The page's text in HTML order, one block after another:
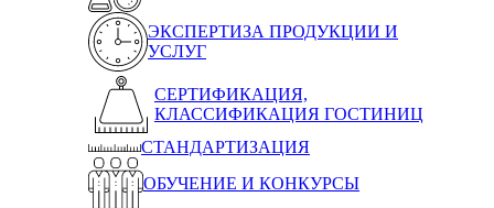
ЭКСПЕРТИЗА ПРОДУКЦИИ И
УСЛУГ
СЕРТИФИКАЦИЯ,
КЛАССИФИКАЦИЯ ГОСТИНИЦ
СТАНДАРТИЗАЦИЯ
ОБУЧЕНИЕ И КОНКУРСЫ